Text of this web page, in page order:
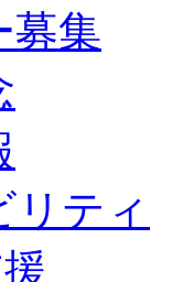
募集
リティ